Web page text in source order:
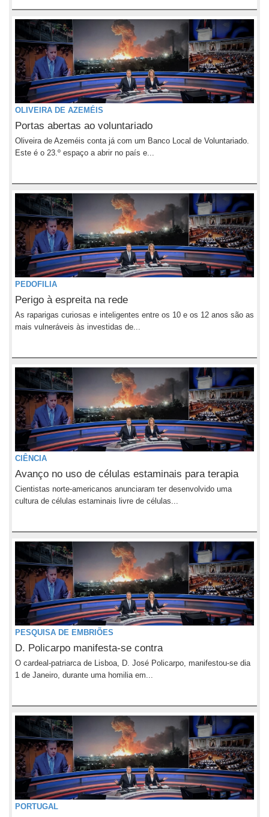
OLIVEIRA DE AZEMÉIS
Portas abertas ao voluntariado
Oliveira de Azeméis conta já com um Banco Local de Voluntariado.
Este é o 23.º espaço a abrir no país e...
PEDOFILIA
Perigo à espreita na rede
As raparigas curiosas e inteligentes entre os 10 e os 12 anos são as
mais vulneráveis às investidas de...
CIÊNCIA
Avanço no uso de células estaminais para terapia
Cientistas norte-americanos anunciaram ter desenvolvido uma
cultura de células estaminais livre de células...
PESQUISA DE EMBRIÕES
D. Policarpo manifesta-se contra
O cardeal-patriarca de Lisboa, D. José Policarpo, manifestou-se dia
1 de Janeiro, durante uma homilia em...
PORTUGAL